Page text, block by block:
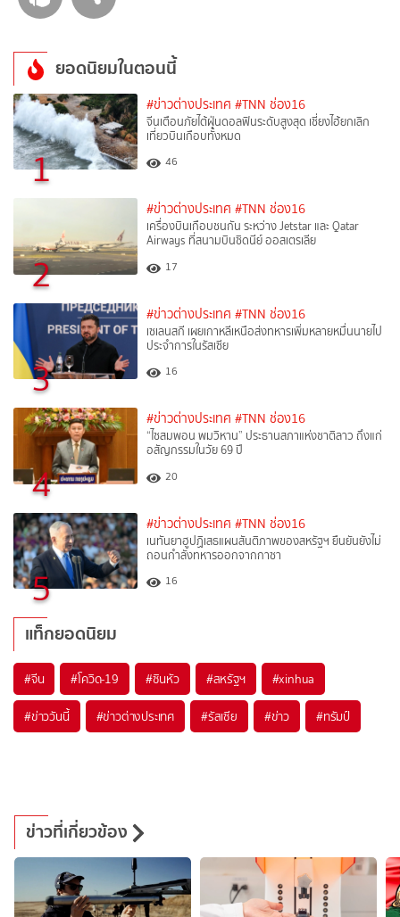
ยอดนิยมในตอนนี้
1
#ข่าวต่างประเทศ #TNN ช่อง16
จีนเตือนภัยไต้ฝุ่นดอลฟินระดับสูงสุด เซี่ยงไฮ้ยกเลิก
เที่ยวบินเกือบทั้งหมด
46
2
#ข่าวต่างประเทศ #TNN ช่อง16
เครื่องบินเกือบชนกัน ระหว่าง Jetstar และ Qatar
Airways ที่สนามบินซิดนีย์ ออสเตรเลีย
17
3
#ข่าวต่างประเทศ #TNN ช่อง16
เซเลนสกี เผยเกาหลีเหนือส่งทหารเพิ่มหลายหมื่นนายไป
ประจำการในรัสเซีย
16
4
#ข่าวต่างประเทศ #TNN ช่อง16
“ไซสมพอน พมวิหาน” ประธานสภาแห่งชาติลาว ถึงแก่
อสัญกรรมในวัย 69 ปี
20
5
#ข่าวต่างประเทศ #TNN ช่อง16
เนทันยาฮูปฏิเสธแผนสันติภาพของสหรัฐฯ ยืนยันยังไม่
ถอนกำลังทหารออกจากกาซา
16
แท็กยอดนิยม
#จีน #โควิด-19 #ซินหัว #สหรัฐฯ #xinhua
#ข่าววันนี้ #ข่าวต่างประเทศ #รัสเซีย #ข่าว #ทรัมป์
ข่าวที่เกี่ยวข้อง